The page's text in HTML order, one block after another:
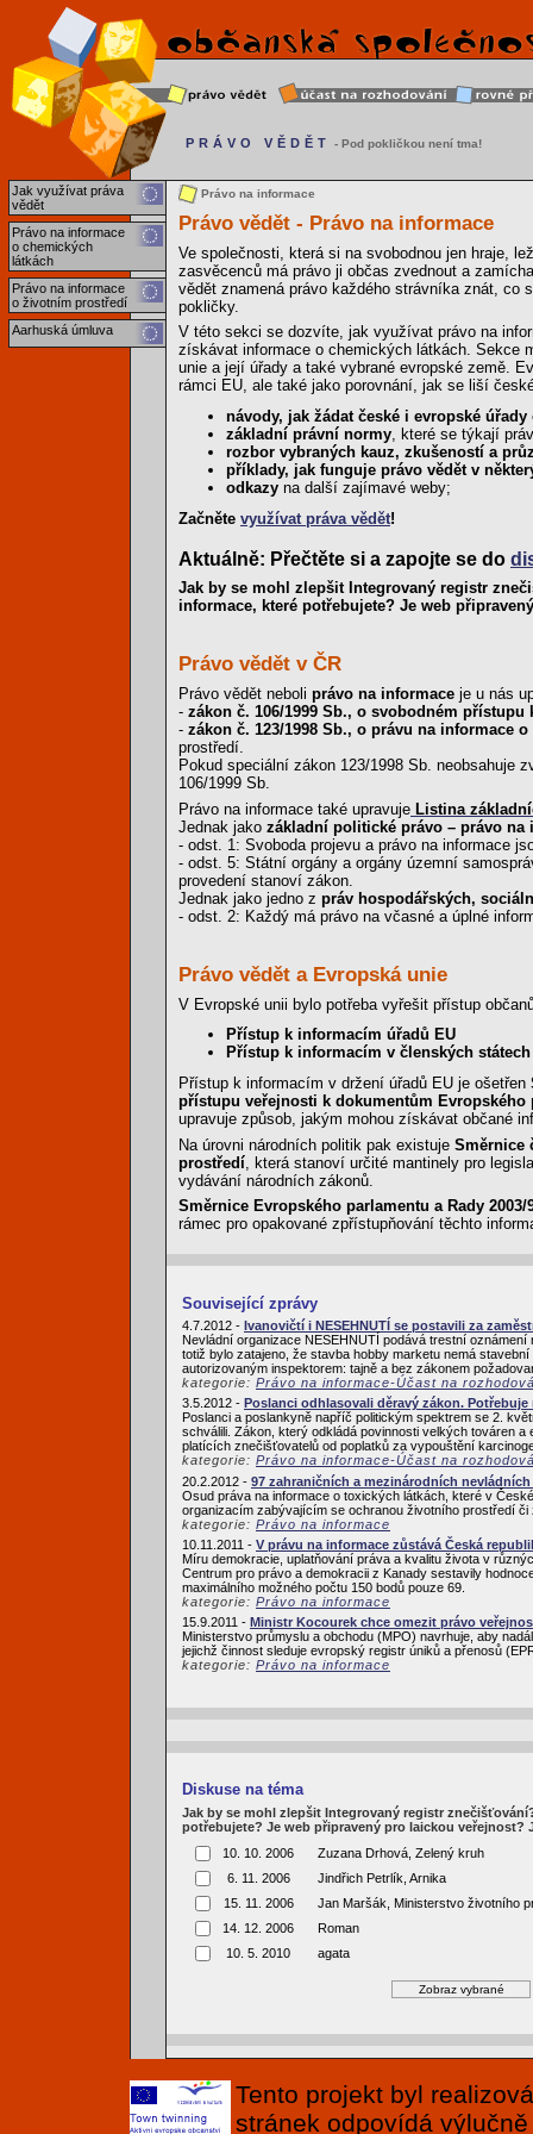
Jak využívat práva
vědět
Právo na informace
o chemických
látkách
Právo na informace
o životním prostředí
Aarhuská úmluva
PRÁVO VĚDĚT - Pod pokličkou není tma!
Právo na informace
Právo vědět - Právo na informace
Ve společnosti, která si na svobodnou jen hraje,
zasvěcenců má právo ji občas zvednout a
vědět znamená právo každého strávníka znát, co
pokličky.
V této sekci se dozvíte, jak využívat právo na
získávat informace o chemických látkách. Sekce
unie a její úřady a také vybrané evropské země.
rámci EU, ale také jako porovnání, jak se liší
návody, jak žádat české i evropské
základní právní normy , které se týkají
rozbor vybraných kauz, zkušeností a
příklady, jak funguje právo vědět v
odkazy na další zajímavé weby;
Začněte využívat práva vědět!
Aktuálně: Přečtěte si a zapojte se do
Jak by se mohl zlepšit Integrovaný registr
informace, které potřebujete? Je web
Právo vědět v ČR
Právo vědět neboli právo na informace je u nás
- zákon č. 106/1999 Sb., o svobodném přístupu
- zákon č. 123/1998 Sb., o právu na informace
prostředí.
Pokud speciální zákon 123/1998 Sb. neobsahuje
106/1999 Sb.
Právo na informace také upravuje Listina
Jednak jako základní politické právo – právo na
- odst. 1: Svoboda projevu a právo na informace
- odst. 5: Státní orgány a orgány územní
provedení stanoví zákon.
Jednak jako jedno z práv hospodářských,
- odst. 2: Každý má právo na včasné a úplné
Právo vědět a Evropská unie
V Evropské unii bylo potřeba vyřešit přístup
Přístup k informacím úřadů EU
Přístup k informacím v členských státech
Přístup k informacím v držení úřadů EU je ošetřen
přístupu veřejnosti k dokumentům
upravuje způsob, jakým mohou získávat občané
Na úrovni národních politik pak existuje Směrnice
prostředí , která stanoví určité mantinely pro
vydávání národních zákonů.
Směrnice Evropského parlamentu a Rady
rámec pro opakované zpřístupňování těchto
Související zprávy
4.7.2012 - Ivanovičtí i NESEHNUTÍ se postavili za
Nevládní organizace NESEHNUTÍ podává trestní
totiž bylo zatajeno, že stavba hobby marketu nemá
autorizovaným inspektorem: tajně a bez zákonem
kategorie: Právo na informace-Účast na
3.5.2012 - Poslanci odhlasovali děravý zákon. Potřebuje
Poslanci a poslankyně napříč politickým spektrem se 2.
schválili. Zákon, který odkládá povinnosti velkých továren
platících znečišťovatelů od poplatků za vypouštění
kategorie: Právo na informace-Účast na
20.2.2012 - 97 zahraničních a mezinárodních
Osud práva na informace o toxických látkách, které v
organizacím zabývajícím se ochranou životního prostředí či
kategorie: Právo na informace
10.11.2011 - V právu na informace zůstává Česká
Míru demokracie, uplatňování práva a kvalitu života v
Centrum pro právo a demokracii z Kanady sestavily
maximálního možného počtu 150 bodů pouze 69.
kategorie: Právo na informace
15.9.2011 - Ministr Kocourek chce omezit právo
Ministerstvo průmyslu a obchodu (MPO) navrhuje, aby
jejichž činnost sleduje evropský registr úniků a přenosů
kategorie: Právo na informace
Diskuse na téma
Jak by se mohl zlepšit Integrovaný registr
potřebujete? Je web připravený pro laickou veřejnost?
10. 10. 2006
Zuzana Drhová, Zelený kruh
6. 11. 2006
Jindřich Petrlík, Arnika
15. 11. 2006
Jan Maršák, Ministerstvo životního
14. 12. 2006
Roman
10. 5. 2010
agata
Tento projekt byl
stránek odpovídá